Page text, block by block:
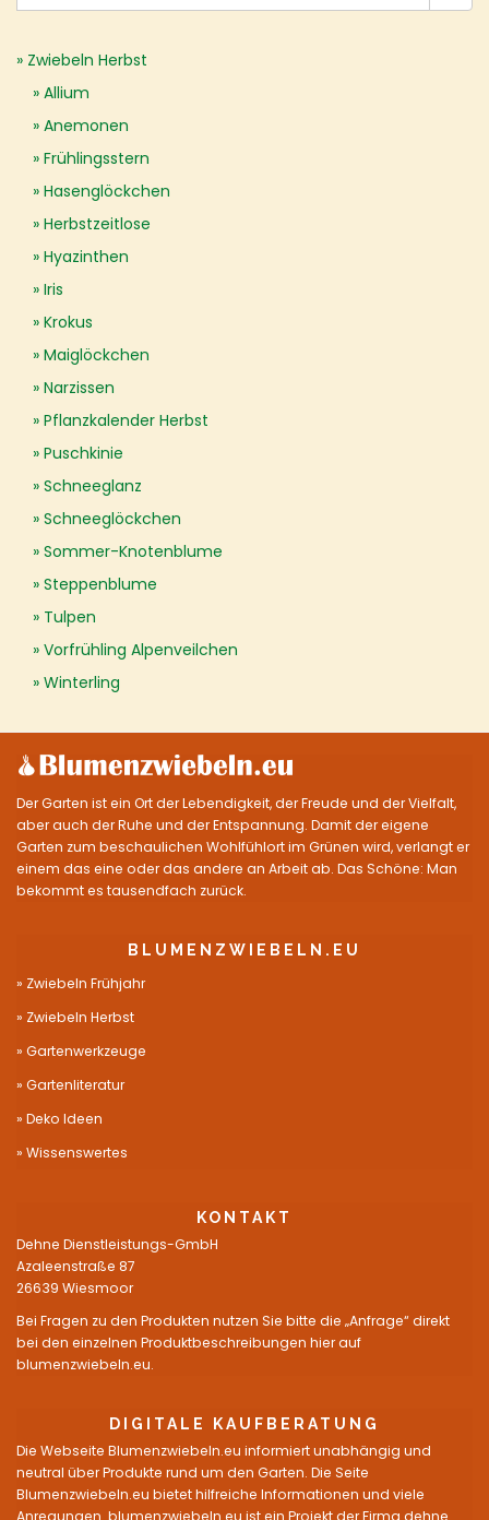
Zwiebeln Herbst
Allium
Anemonen
Frühlingsstern
Hasenglöckchen
Herbstzeitlose
Hyazinthen
Iris
Krokus
Maiglöckchen
Narzissen
Pflanzkalender Herbst
Puschkinie
Schneeglanz
Schneeglöckchen
Sommer-Knotenblume
Steppenblume
Tulpen
Vorfrühling Alpenveilchen
Winterling
Der Garten ist ein Ort der Lebendigkeit, der Freude und der Vielfalt,
aber auch der Ruhe und der Entspannung. Damit der eigene
Garten zum beschaulichen Wohlfühlort im Grünen wird, verlangt er
einem das eine oder das andere an Arbeit ab. Das Schöne: Man
bekommt es tausendfach zurück.
BLUMENZWIEBELN.EU
Zwiebeln Frühjahr
Zwiebeln Herbst
Gartenwerkzeuge
Gartenliteratur
Deko Ideen
Wissenswertes
KONTAKT
Dehne Dienstleistungs-GmbH
Azaleenstraße 87
26639 Wiesmoor
Bei Fragen zu den Produkten nutzen Sie bitte die „Anfrage“ direkt
bei den einzelnen Produktbeschreibungen hier auf
blumenzwiebeln.eu.
DIGITALE KAUFBERATUNG
Die Webseite Blumenzwiebeln.eu informiert unabhängig und
neutral über Produkte rund um den Garten. Die Seite
Blumenzwiebeln.eu bietet hilfreiche Informationen und viele
Anregungen. blumenzwiebeln.eu ist ein Projekt der Firma dehne